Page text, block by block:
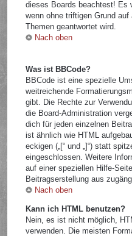
dieses Boards beachtest! Es
wenn ohne triftigen Grund
Themen geantwortet wird.
Nach oben
Was ist BBCode?
BBCode ist eine spezielle
weitreichende
gibt. Die Rechte zur
die Board-Administration
dich für jeden einzelnen
ist ähnlich wie HTML
eckigen („[“ und „]“) statt
eingeschlossen. Weitere
auf einer speziellen Hilfe-
Beitragserstellung aus
Nach oben
Kann ich HTML benutzen?
Nein, es ist nicht möglich,
verwenden. Die meisten